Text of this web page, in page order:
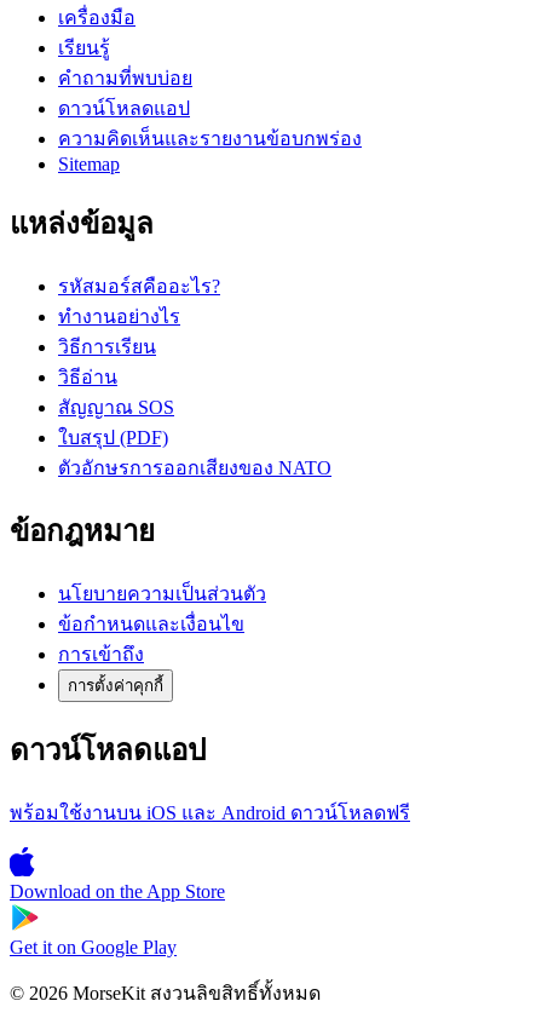
เครื่องมือ
เรียนรู้
คำถามที่พบบ่อย
ดาวน์โหลดแอป
ความคิดเห็นและรายงานข้อบกพร่อง
Sitemap
แหล่งข้อมูล
รหัสมอร์สคืออะไร?
ทำงานอย่างไร
วิธีการเรียน
วิธีอ่าน
สัญญาณ SOS
ใบสรุป (PDF)
ตัวอักษรการออกเสียงของ NATO
ข้อกฎหมาย
นโยบายความเป็นส่วนตัว
ข้อกำหนดและเงื่อนไข
การเข้าถึง
การตั้งค่าคุกกี้
ดาวน์โหลดแอป
พร้อมใช้งานบน iOS และ Android ดาวน์โหลดฟรี
Download on the App Store
Get it on Google Play
© 2026 MorseKit สงวนลิขสิทธิ์ทั้งหมด